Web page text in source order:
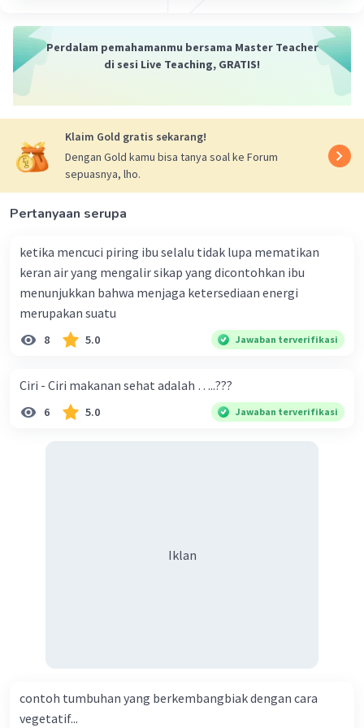
Jawaban terverifikasi
suatu bentuk ketidakseimbangan ekosistem di
bumi akibat terjadinya proses peningkatan suhu
rata-rata atmosfer, laut, dan daratan di bumi.
Beri Rating
Perdalam pemahamanmu bersama Master Teacher
di sesi Live Teaching, GRATIS!
Klaim Gold gratis sekarang!
Dengan Gold kamu bisa tanya soal ke Forum
sepuasnya, lho.
Pertanyaan serupa
ketika mencuci piring ibu selalu tidak lupa mematikan
keran air yang mengalir sikap yang dicontohkan ibu
menunjukkan bahwa menjaga ketersediaan energi
merupakan suatu
8 5.0 Jawaban terverifikasi
Ciri - Ciri makanan sehat adalah …..???
6 5.0 Jawaban terverifikasi
Iklan
contoh tumbuhan yang berkembangbiak dengan cara
vegetatif...